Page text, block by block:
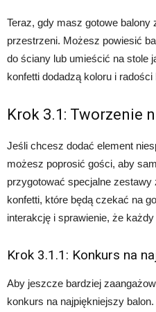
Teraz, gdy masz gotowe
przestrzeni. Możesz powiesić
do ściany lub umieścić na stole
konfetti dodadzą koloru i
Krok 3.1: Tworzenie
Jeśli chcesz dodać element
możesz poprosić gości, aby
przygotować specjalne
konfetti, które będą czekać na
interakcję i sprawienie, że
Krok 3.1.1: Konkurs na
Aby jeszcze bardziej
konkurs na najpiękniejszy